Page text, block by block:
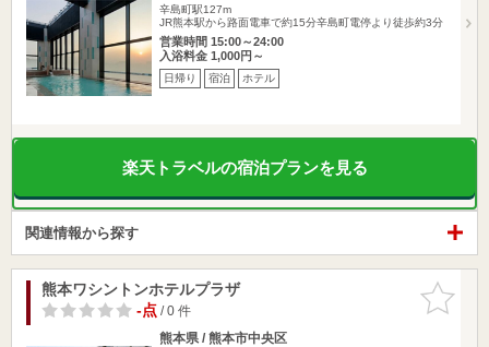
辛島町駅127m
JR熊本駅から路面電車で約15分辛島町電停より徒歩約3分
営業時間 15:00～24:00
入浴料金 1,000円～
日帰り 宿泊 ホテル
楽天トラベルの宿泊プランを見る
関連情報から探す
お気に入
りに追加
熊本ワシントンホテルプラザ
-点/ 0 件
熊本県 / 熊本市中央区